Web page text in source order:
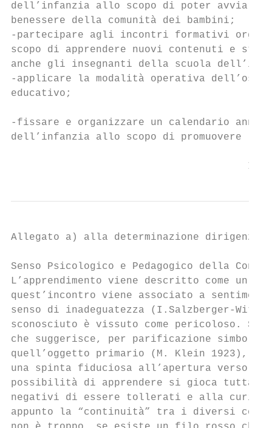
dell’infanzia allo scopo di poter avviare
benessere della comunità dei bambini;
-partecipare agli incontri formativi
scopo di apprendere nuovi contenuti e
anche gli insegnanti della scuola
-applicare la modalità operativa
educativo;
-fissare e organizzare un calendario
dell’infanzia allo scopo di promuovere la
Allegato a) alla determinazione
Senso Psicologico e Pedagogico della
L’apprendimento viene descritto come un
quest’incontro viene associato a
senso di inadeguatezza (I.Salzberger-
sconosciuto è vissuto come pericoloso. Se
che suggerisce, per parificazione
quell’oggetto primario (M. Klein 1923),
una spinta fiduciosa all’apertura verso lo
possibilità di apprendere si gioca tutta
negativi di essere tollerati e alla
appunto la “continuità” tra i diversi